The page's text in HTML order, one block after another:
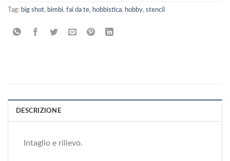
Tag: big shot, bimbi, fai da te, hobbistica, hobby, stencil
DESCRIZIONE
Intaglio e rilievo.